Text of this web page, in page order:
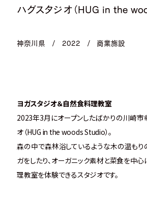
ハグスタジオ（HUG in the
神奈川県 / 2022 / 商業施設
ヨガスタジオ＆自然食料理教室
2023年3月にオープンしたばかりの川崎市
オ（HUG in the woods Studio）。
森の中で森林浴しているような木の温も
ガをしたり、オーガニック素材と菜食を中
理教室を体験できるスタジオです。